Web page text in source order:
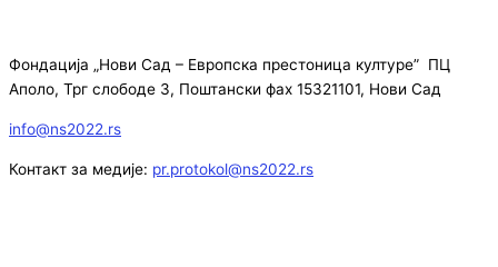
Фондација „Нови Сад – Европска престоница културе” ПЦ
Аполо, Трг слободе 3, Поштански фах 15321101, Нови Сад
info@ns2022.rs
Контакт за медије: pr.protokol@ns2022.rs